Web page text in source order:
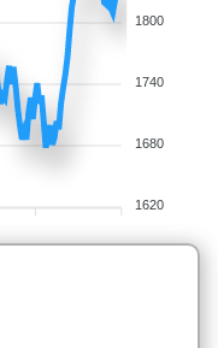
1800
1740
1680
1620